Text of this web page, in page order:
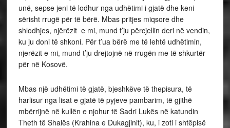
unë, sepse jeni të lodhur nga udhëtimi i gjatë dhe keni
sërisht rrugë për të bërë. Mbas pritjes miqsore dhe
shlodhjes, njërëzit e mi, mund t’ju përcjellin deri në vendin,
ku ju doni të shkoni. Për t’ua bërë me të lehtë udhëtimin,
njerëzit e mi, mund t’ju drejtojnë në rrugën me të shkurtër
për në Kosovë.
Mbas një udhëtimi të gjatë, bjeshkëve të thepisura, të
harlisur nga lisat e gjatë të pyjeve pambarim, të gjithë
mbërrijnë në kullën e njohur të Sadri Lukës në katundin
Theth të Shalës (Krahina e Dukagjinit), ku, i zoti i shtëpisë